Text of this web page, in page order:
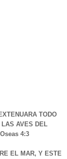
TODO
AVES DEL
4:3
EL MAR, Y ESTE